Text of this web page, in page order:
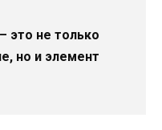
это не только
но и элемент